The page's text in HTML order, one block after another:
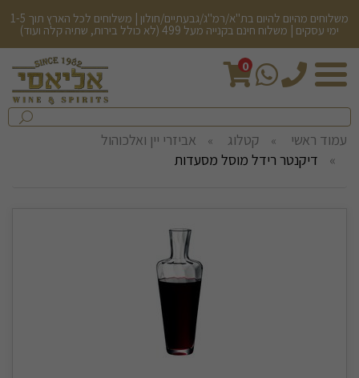
משלוחים מהיום להיום בת"א/רמ"ג/גבעתיים/חולון | משלוחים לכל הארץ תוך 1-5
ימי עסקים | משלוח חינם בקנייה מעל 499 (לא כולל בירות, שתיה קלה ועוד)
0
חיפש
בחנות...
עמוד ראשי קטלוג
אביזרי יין ואלכוהול
דיקנטר רידל מוסל מסעדות